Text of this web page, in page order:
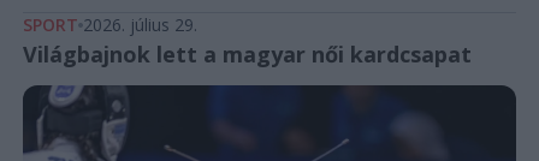
SPORT 2026. július 29.
Világbajnok lett a magyar női kardcsapat